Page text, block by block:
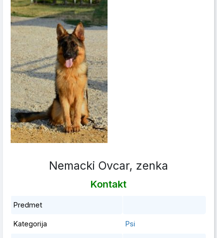
Nemacki Ovcar, zenka
Kontakt
Predmet
Kategorija Psi